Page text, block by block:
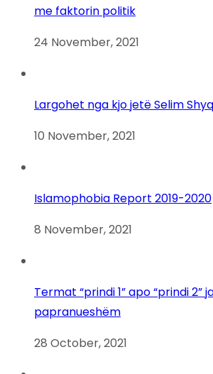
me faktorin politik
24 November, 2021
Largohet nga kjo jetë Selim
10 November, 2021
Islamophobia Report 2019-2020
8 November, 2021
Termat “prindi 1” apo “prindi 2”
papranueshëm
28 October, 2021